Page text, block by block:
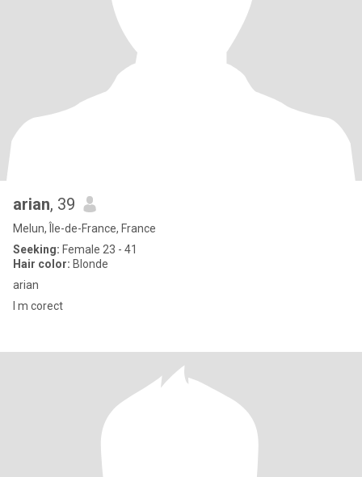
arian, 39
Melun, Île-de-France, France
Seeking: Female 23 - 41
Hair color: Blonde
arian
l m corect